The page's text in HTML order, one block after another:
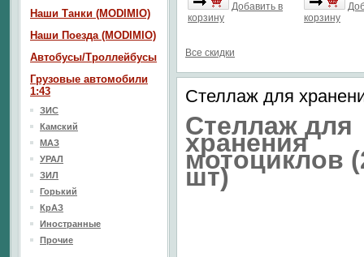
Добавить в
корзину
корзину
Все скидки
Стеллаж для
Стеллаж для
хранения
мотоциклов
шт)
Наши Танки (MODIMIO)
Наши Поезда (MODIMIO)
Автобусы/Троллейбусы
Грузовые автомобили
1:43
ЗИС
Камский
МАЗ
УРАЛ
ЗИЛ
Горький
КрАЗ
Иностранные
Прочие